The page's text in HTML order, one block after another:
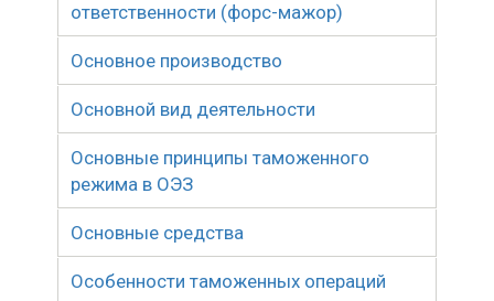
ответственности (форс-мажор)
Основное производство
Основной вид деятельности
Основные принципы таможенного
режима в ОЭЗ
Основные средства
Особенности таможенных операций